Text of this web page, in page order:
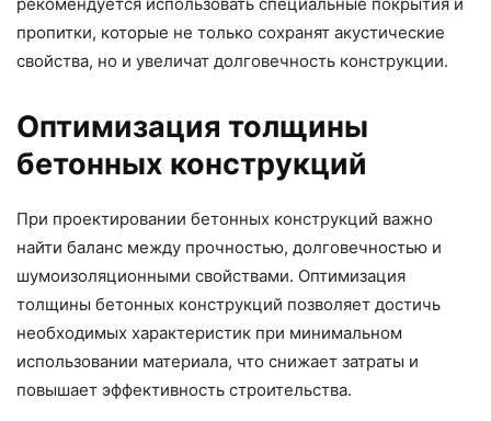
пропитки, которые не только сохранят акустические
свойства, но и увеличат долговечность конструкции.
Оптимизация толщины
бетонных конструкций
При проектировании бетонных конструкций важно
найти баланс между прочностью, долговечностью и
шумоизоляционными свойствами. Оптимизация
толщины бетонных конструкций позволяет достичь
необходимых характеристик при минимальном
использовании материала, что снижает затраты и
повышает эффективность строительства.